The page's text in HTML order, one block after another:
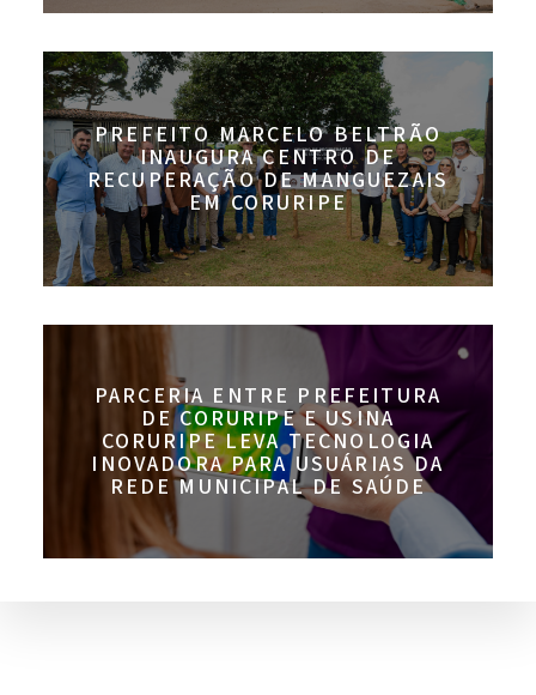
PREFEITO MARCELO BELTRÃO
INAUGURA CENTRO DE
RECUPERAÇÃO DE MANGUEZAIS
EM CORURIPE
PARCERIA ENTRE PREFEITURA
DE CORURIPE E USINA
CORURIPE LEVA TECNOLOGIA
INOVADORA PARA USUÁRIAS DA
REDE MUNICIPAL DE SAÚDE